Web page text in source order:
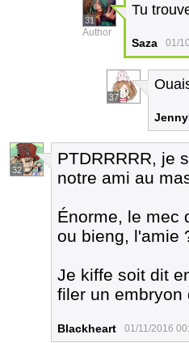
31
Author
Tu
Saza 01/
37
32
PTDRRRRR, je
notre ami au
Énorme, le mec
ou bieng, l'amie
Je kiffe soit dit
filer un
Blackheart 01/11/2016